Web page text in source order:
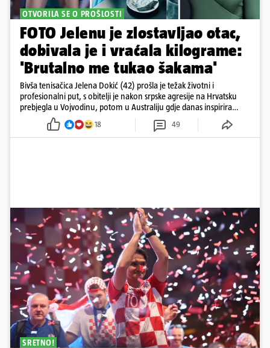
OTVORILA SE O PROŠLOSTI
FOTO Jelenu je zlostavljao otac,
dobivala je i vraćala kilograme:
'Brutalno me tukao šakama'
Bivša tenisačica Jelena Dokić (42) prošla je težak životni i
profesionalni put, s obitelji je nakon srpske agresije na Hrvatsku
prebjegla u Vojvodinu, potom u Australiju gdje danas inspirira
18 49
SRETNO!